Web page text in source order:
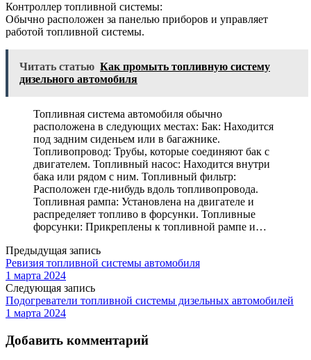
Контроллер топливной системы:
Обычно расположен за панелью приборов и управляет
работой топливной системы.
Читать статью Как промыть топливную систему
дизельного автомобиля
Топливная система автомобиля обычно
расположена в следующих местах: Бак: Находится
под задним сиденьем или в багажнике.
Топливопровод: Трубы, которые соединяют бак с
двигателем. Топливный насос: Находится внутри
бака или рядом с ним. Топливный фильтр:
Расположен где-нибудь вдоль топливопровода.
Топливная рампа: Установлена на двигателе и
распределяет топливо в форсунки. Топливные
форсунки: Прикреплены к топливной рампе и…
Предыдущая запись
Ревизия топливной системы автомобиля
1 марта 2024
Следующая запись
Подогреватели топливной системы дизельных автомобилей
1 марта 2024
Добавить комментарий